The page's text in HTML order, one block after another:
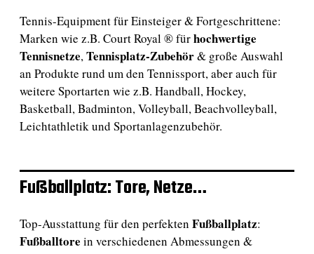
Tennis-Equipment für Einsteiger & Fortgeschrittene:
Marken wie z.B. Court Royal ® fürhochwertige
Tennisnetze,Tennisplatz-Zubehör& große Auswahl
an Produkte rund um den Tennissport, aber auch für
weitere Sportarten wie z.B. Handball, Hockey,
Basketball, Badminton, Volleyball, Beachvolleyball,
Leichtathletik und Sportanlagenzubehör.
Fußballplatz: Tore, Netze…
Top-Ausstattung für den perfekten Fußballplatz:
Fußballtore in verschiedenen Abmessungen &